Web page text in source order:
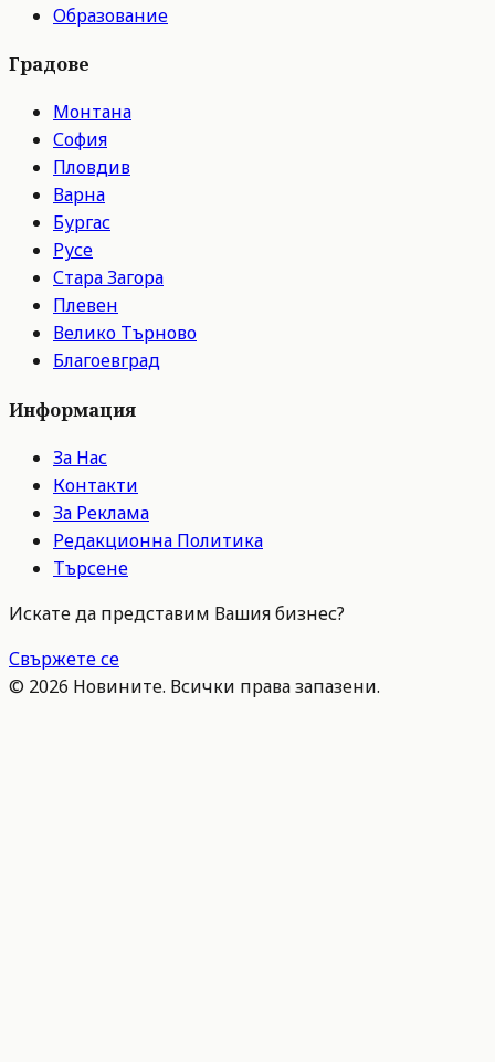
Образование
Градове
Монтана
София
Пловдив
Варна
Бургас
Русе
Стара Загора
Плевен
Велико Търново
Благоевград
Информация
За Нас
Контакти
За Реклама
Редакционна Политика
Търсене
Искате да представим Вашия бизнес?
Свържете се
© 2026 Новините. Всички права запазени.